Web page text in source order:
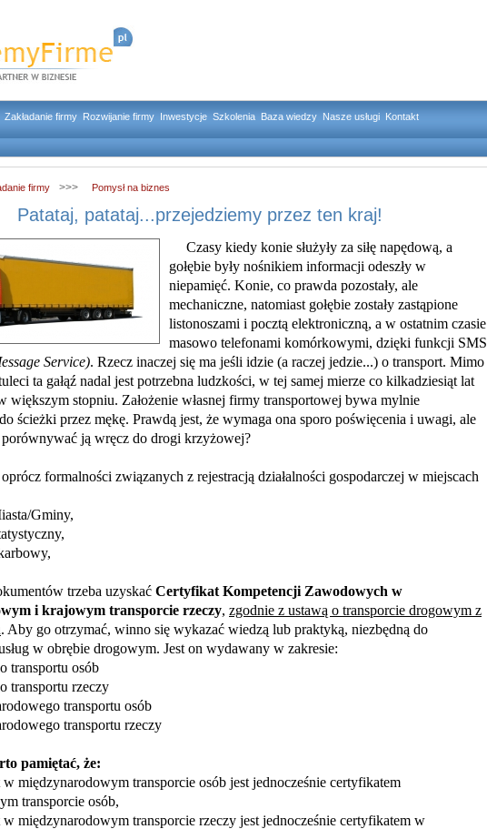
Zakładanie firmy Rozwijanie firmy Inwestycje Szkolenia Baza wiedzy Nasze usługi Kontakt
firmy >>> Pomysł na biznes
Patataj, patataj...przejedziemy przez ten kraj!
Czasy kiedy konie służyły za siłę napędową, a
gołębie były nośnikiem informacji odeszły w
niepamięć. Konie, co prawda pozostały, ale
mechaniczne, natomiast gołębie zostały zastąpione
listonoszami i pocztą elektroniczną, a w ostatnim czasie
masowo telefonami komórkowymi, dzięki funkcji SMS
Service). Rzecz inaczej się ma jeśli idzie (a raczej jedzie...) o transport. Mimo
ta gałąź nadal jest potrzebna ludzkości, w tej samej mierze co kilkadziesiąt lat
większym stopniu. Założenie własnej firmy transportowej bywa mylnie
ścieżki przez mękę. Prawdą jest, że wymaga ona sporo poświęcenia i uwagi, ale
porównywać ją wręcz do drogi krzyżowej?
formalności związanych z rejestracją działalności gospodarczej w miejscach
Gminy,
trzeba uzyskać Certyfikat Kompetencji Zawodowych w
i krajowym transporcie rzeczy, zgodnie z ustawą o transporcie drogowym z
. Aby go otrzymać, winno się wykazać wiedzą lub praktyką, niezbędną do
w obrębie drogowym. Jest on wydawany w zakresie:
osób
rzeczy
transportu osób
transportu rzeczy
pamiętać, że:
transporcie osób jest jednocześnie certyfikatem
osób,
transporcie rzeczy jest jednocześnie certyfikatem w